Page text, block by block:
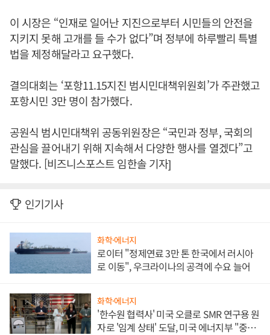
이 시장은 “인재로 일어난 지진으로부터 시민들의 안전을
지키지 못해 고개를 들 수가 없다”며 정부에 하루빨리 특별
법을 제정해달라고 요구했다.
결의대회는 ‘포항11.15지진 범시민대책위원회’가 주관했고
포항시민 3만 명이 참가했다.
공원식 범시민대책위 공동위원장은 “국민과 정부, 국회의
관심을 끌어내기 위해 지속해서 다양한 행사를 열겠다”고
말했다. [비즈니스포스트 임한솔 기자]
인기기사
화학·에너지
로이터 "정제연료 3만 톤 한국에서 러시아
로 이동", 우크라이나의 공격에 수요 늘어
화학·에너지
'한수원 협력사' 미국 오클로 SMR 연구용 원
자로 '임계 상태' 도달, 미국 에너지부 "중요